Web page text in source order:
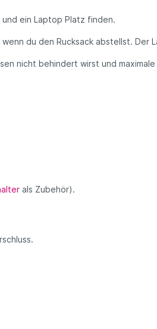
ein Laptop Platz finden.
du den Rucksack abstellst. Der
nicht behindert wirst und
als Zubehör).